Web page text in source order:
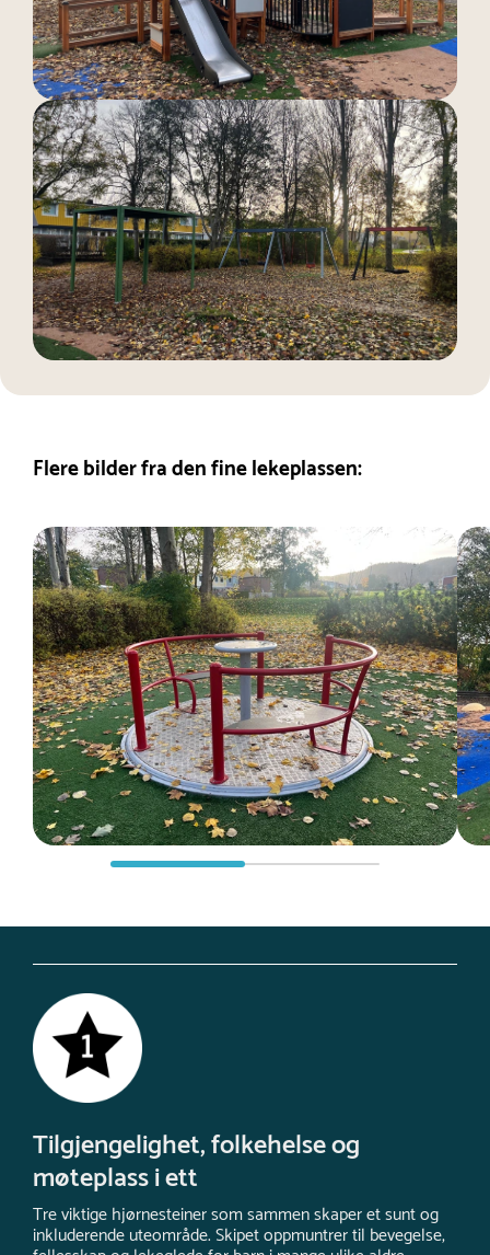
Flere bilder fra den fine lekeplassen:
Tilgjengelighet, folkehelse og
møteplass i ett
Tre viktige hjørnesteiner som sammen skaper et sunt og
inkluderende uteområde. Skipet oppmuntrer til bevegelse,